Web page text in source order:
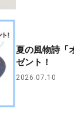
夏の風物詩「
ゼント！
2026.07.10